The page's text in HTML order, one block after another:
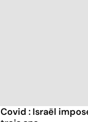
Covid : Israël